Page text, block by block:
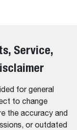
Service,
for general
to change
the accuracy and
or outdated